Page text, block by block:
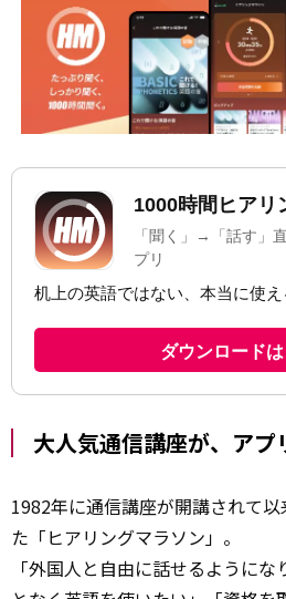
大人気通信講座が、アプ
1982年に通信講座が開講されて
た「ヒアリングマラソン」。
「外国人と自由に話せるように